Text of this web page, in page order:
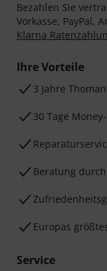
Bezahlen Sie
Vorkasse, PayPal,
Klarna
Ihre Vorteile
3 Jahre
30 Tage
Beratung
Europas
Service